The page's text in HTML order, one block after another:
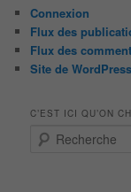
Connexion
Flux des
Flux des
Site de
C’EST ICI QU’ON